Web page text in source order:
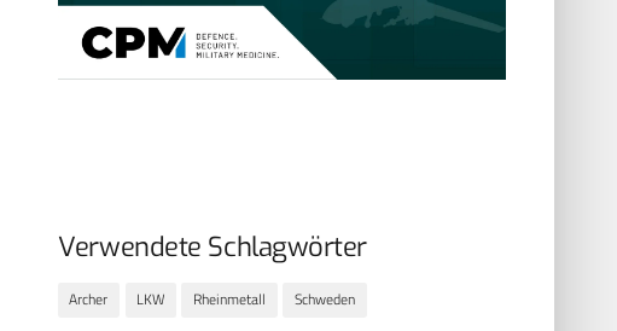
Verwendete Schlagwörter
Archer LKW Rheinmetall Schweden